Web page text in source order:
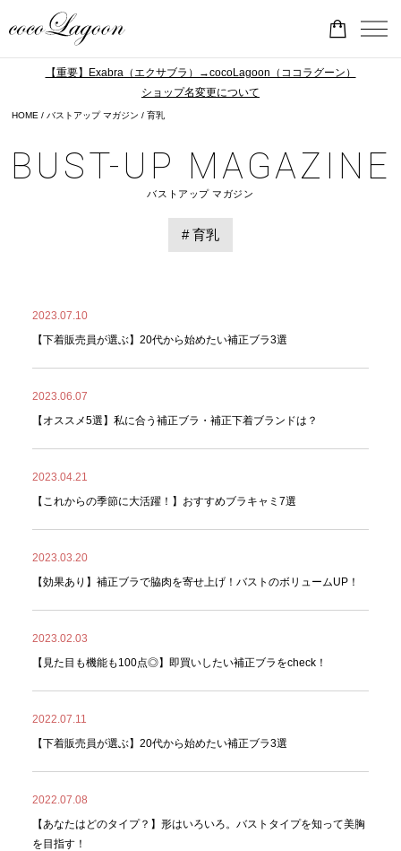
【重要】Exabra（エクサブラ）→cocoLagoon（ココラグーン）
ショップ名変更について
HOME バストアップ マガジン 育乳
BUST-UP MAGAZINE
バストアップ マガジン
# 育乳
2023.07.10
【下着販売員が選ぶ】20代から始めたい補正ブラ3選
2023.06.07
【オススメ5選】私に合う補正ブラ・補正下着ブランドは？
2023.04.21
【これからの季節に大活躍！】おすすめブラキャミ7選
2023.03.20
【効果あり】補正ブラで脇肉を寄せ上げ！バストのボリュームUP！
2023.02.03
【見た目も機能も100点◎】即買いしたい補正ブラをcheck！
2022.07.11
【下着販売員が選ぶ】20代から始めたい補正ブラ3選
2022.07.08
【あなたはどのタイプ？】形はいろいろ。バストタイプを知って美胸
を目指す！